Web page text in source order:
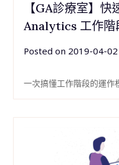
【GA診療室】
Analytics 工作階
Posted on 2019-04-02
一次搞懂工作階段的運作